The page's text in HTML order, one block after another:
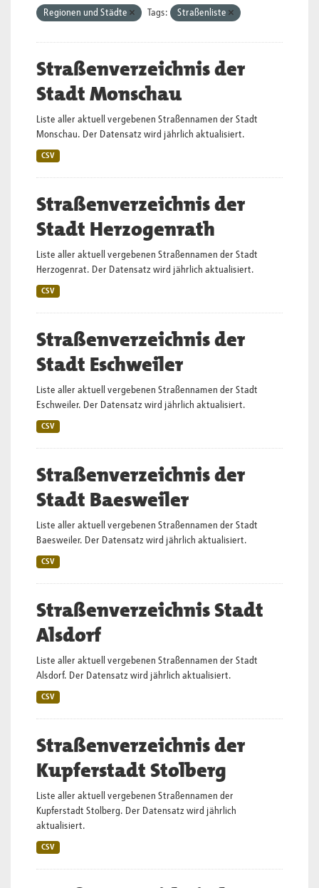
Regionen und Städte Tags: Straßenliste
Straßenverzeichnis der
Stadt Monschau
Liste aller aktuell vergebenen Straßennamen der Stadt
Monschau. Der Datensatz wird jährlich aktualisiert.
CSV
Straßenverzeichnis der
Stadt Herzogenrath
Liste aller aktuell vergebenen Straßennamen der Stadt
Herzogenrat. Der Datensatz wird jährlich aktualisiert.
CSV
Straßenverzeichnis der
Stadt Eschweiler
Liste aller aktuell vergebenen Straßennamen der Stadt
Eschweiler. Der Datensatz wird jährlich aktualisiert.
CSV
Straßenverzeichnis der
Stadt Baesweiler
Liste aller aktuell vergebenen Straßennamen der Stadt
Baesweiler. Der Datensatz wird jährlich aktualisiert.
CSV
Straßenverzeichnis Stadt
Alsdorf
Liste aller aktuell vergebenen Straßennamen der Stadt
Alsdorf. Der Datensatz wird jährlich aktualisiert.
CSV
Straßenverzeichnis der
Kupferstadt Stolberg
Liste aller aktuell vergebenen Straßennamen der
Kupferstadt Stolberg. Der Datensatz wird jährlich
aktualisiert.
CSV